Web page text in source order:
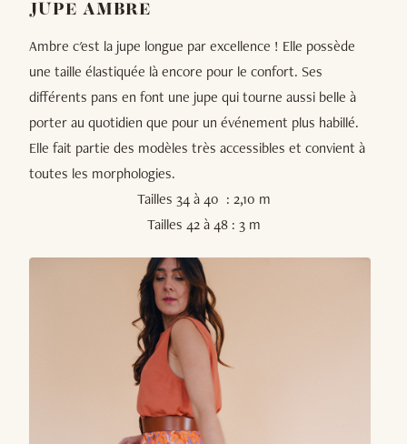
JUPE AMBRE
Ambre c'est la jupe longue par excellence ! Elle possède
une taille élastiquée là encore pour le confort. Ses
différents pans en font une jupe qui tourne aussi belle à
porter au quotidien que pour un événement plus habillé.
Elle fait partie des modèles très accessibles et convient à
toutes les morphologies.
Tailles 34 à 40 : 2,10 m
Tailles 42 à 48 : 3 m